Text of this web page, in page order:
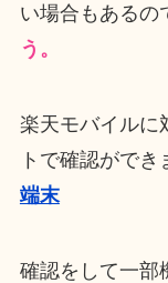
い場合もあるの
う。
楽天モバイルに
トで確認ができ
端末
確認をして一部